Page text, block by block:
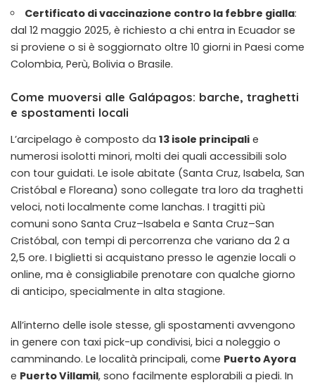
Certificato di vaccinazione contro la febbre gialla:
dal 12 maggio 2025, è richiesto a chi entra in Ecuador se
si proviene o si è soggiornato oltre 10 giorni in Paesi come
Colombia, Perù, Bolivia o Brasile.
Come muoversi alle Galápagos: barche, traghetti
e spostamenti locali
L’arcipelago è composto da 13 isole principali e
numerosi isolotti minori, molti dei quali accessibili solo
con tour guidati. Le isole abitate (Santa Cruz, Isabela, San
Cristóbal e Floreana) sono collegate tra loro da traghetti
veloci, noti localmente come lanchas. I tragitti più
comuni sono Santa Cruz–Isabela e Santa Cruz–San
Cristóbal, con tempi di percorrenza che variano da 2 a
2,5 ore. I biglietti si acquistano presso le agenzie locali o
online, ma è consigliabile prenotare con qualche giorno
di anticipo, specialmente in alta stagione.
All’interno delle isole stesse, gli spostamenti avvengono
in genere con taxi pick-up condivisi, bici a noleggio o
camminando. Le località principali, come Puerto Ayora
e Puerto Villamil, sono facilmente esplorabili a piedi. In